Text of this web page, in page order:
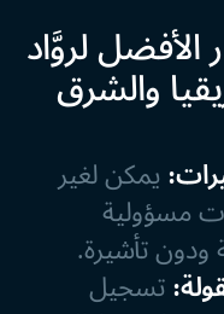
الأفضل لروَّاد
والشرق
يمكن لغير
مسؤولية
تأشيرة.
تسجيل